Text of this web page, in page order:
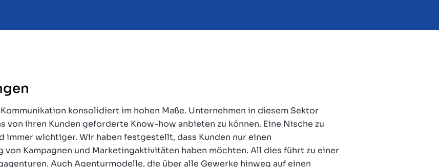
konsolidiert im hohen Maße. Unternehmen in diesem Sektor
von ihren Kunden geforderte Know-how anbieten zu können. Eine Nische zu
immer wichtiger. Wir haben festgestellt, dass Kunden nur einen
Kampagnen und Marketingaktivitäten haben möchten. All dies führt zu einer
Auch Agenturmodelle, die über alle Gewerke hinweg auf einen